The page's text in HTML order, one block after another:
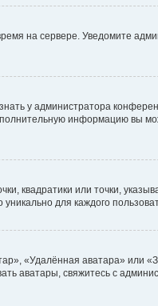
на сервере. Уведомите
у администратора
информацию вы
квадратики или точки,
для каждого
«Удалённая аватара» или
аватары, свяжитесь с